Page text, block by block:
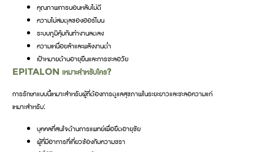
คุณภาพการนอนหลับไม่ดี
ความไม่สมดุลของฮอร์โมน
ระบบภูมิคุ้มกันทำงานลดลง
ความเหนื่อยล้าและพลังงานต่ำ
เป้าหมายด้านอายุยืนและการชะลอวัย
EPITALON เหมาะสำหรับใคร?
การรักษาแบบนี้เหมาะสำหรับผู้ที่ต้องการดูแลสุขภาพในระยะยาวและชะลอความแก่
เหมาะสำหรับ:
บุคคลที่สนใจด้านการแพทย์เพื่อยืดอายุขัย
ผู้ที่มีอาการที่เกี่ยวข้องกับความชรา